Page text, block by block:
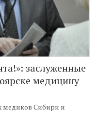
заслуженные
медицину
медиков Сибири и